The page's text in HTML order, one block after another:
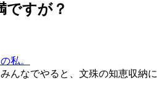
ですが？
私。
んなでやると、文殊の知恵収納に